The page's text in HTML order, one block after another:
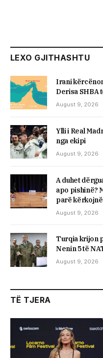
LEXO GJITHASHTU
Irani
Derisa SHBA
August 9, 2026
Ylli i Real
nga ekipi
August 9, 2026
A duhet
apo pishinë?
parë
August 9, 2026
Turqia krijon
Nenin 5 të
August 9, 2026
TË TJERA